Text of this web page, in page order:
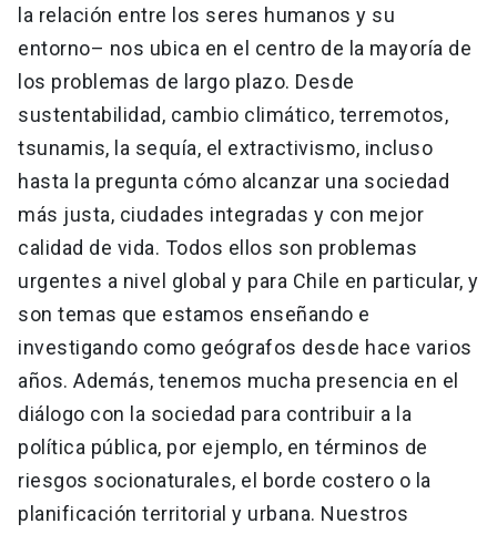
la relación entre los seres humanos y su
entorno– nos ubica en el centro de la mayoría de
los problemas de largo plazo. Desde
sustentabilidad, cambio climático, terremotos,
tsunamis, la sequía, el extractivismo, incluso
hasta la pregunta cómo alcanzar una sociedad
más justa, ciudades integradas y con mejor
calidad de vida. Todos ellos son problemas
urgentes a nivel global y para Chile en particular, y
son temas que estamos enseñando e
investigando como geógrafos desde hace varios
años. Además, tenemos mucha presencia en el
diálogo con la sociedad para contribuir a la
política pública, por ejemplo, en términos de
riesgos socionaturales, el borde costero o la
planificación territorial y urbana. Nuestros